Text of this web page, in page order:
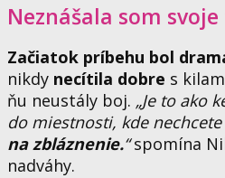
Neznášala som
Začiatok príbehu bol
nikdy necítila dobre s
ňu neustály boj. „Je to ako
do miestnosti, kde
na zbláznenie.“ spomína
nadváhy.